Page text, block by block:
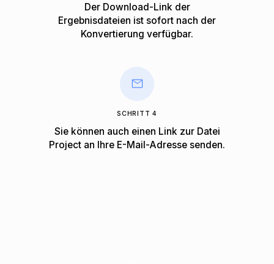
Der Download-Link der
Ergebnisdateien ist sofort nach der
Konvertierung verfügbar.
SCHRITT 4
Sie können auch einen Link zur Datei
Project an Ihre E-Mail-Adresse senden.